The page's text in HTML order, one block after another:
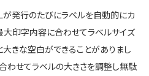
発行のたびにラベルを自動的にカ
大印字内容に合わせてラベルサイズ
きな空白ができることがありまし
わせてラベルの大きさを調整し無駄